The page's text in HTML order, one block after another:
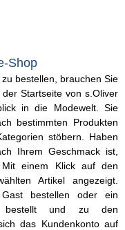
Shop
bestellen, brauchen Sie
Startseite von s.Oliver
in die Modewelt. Sie
bestimmten Produkten
stöbern. Haben
Ihrem Geschmack ist,
einem Klick auf den
Artikel angezeigt.
bestellen oder ein
bestellt und zu den
das Kundenkonto auf